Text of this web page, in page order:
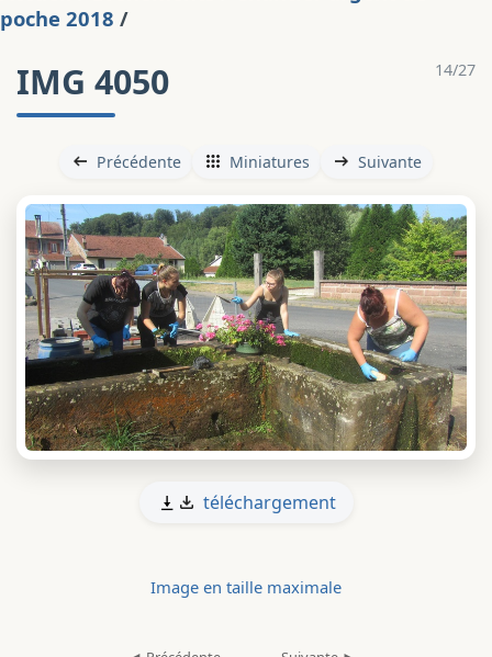
poche 2018 /
14/27
IMG 4050
Précédente Miniatures Suivante
téléchargement
Image en taille maximale